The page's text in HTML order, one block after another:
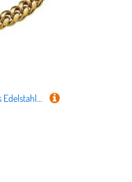
TPIONEER Hundehalsband aus Edelstahl, goldfarben, graviertes Metallhalsband für mittelgroße und große Hunde, Trainingshalsband